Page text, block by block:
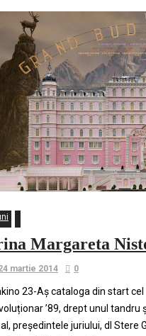
Margareta
martie 2014 0
23-Aș cataloga din start
’89, drept unul tandru
președintele juriului, dl Stere